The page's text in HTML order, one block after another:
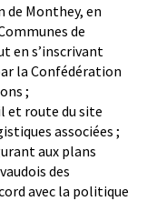
de Monthey, en
de
en s’inscrivant
la Confédération
;
et route du site
associées ;
aux plans
des
avec la politique